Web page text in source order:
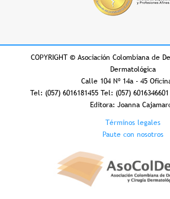
COPYRIGHT © Asociación Colombiana de
Dermatológica
Calle 104 Nº 14a - 45
Tel: (057) 6016181455 Tel: (057)
Editora: Joanna
Términos legales
Paute con nosotros